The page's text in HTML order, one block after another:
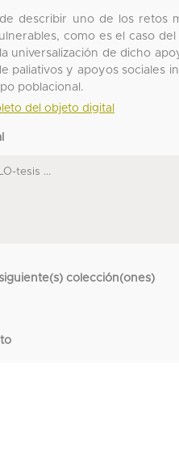
describir uno de los retos
como es el caso
universalización de dicho
paliativos y apoyos sociales
poblacional.
del objeto digital
tesis ...
colección(ones)